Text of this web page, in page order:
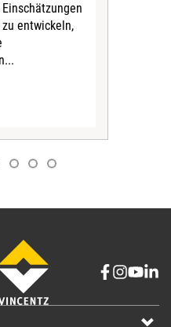
entwickeln,